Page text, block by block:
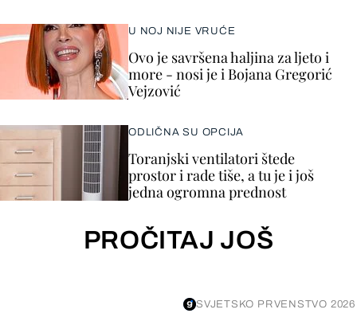
U NOJ NIJE VRUĆE
Ovo je savršena haljina za ljeto i
more - nosi je i Bojana Gregorić
Vejzović
ODLIČNA SU OPCIJA
Toranjski ventilatori štede
prostor i rade tiše, a tu je i još
jedna ogromna prednost
PROČITAJ JOŠ
SVJETSKO PRVENSTVO 2026